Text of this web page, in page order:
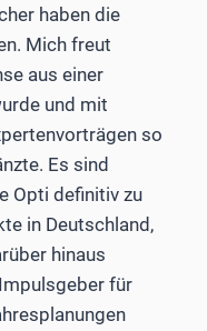
haben die
Mich freut
aus einer
und mit
so
Es sind
Opti definitiv zu
in Deutschland,
hinaus
für